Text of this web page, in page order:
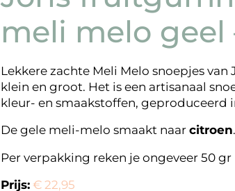
meli melo geel
Lekkere zachte Meli Melo snoepjes
klein en groot. Het is een artisanaal
kleur- en smaakstoffen, geproduceerd
De gele meli-melo smaakt naar citroen.
Per verpakking reken je ongeveer 50 gr
Prijs: € 22,95